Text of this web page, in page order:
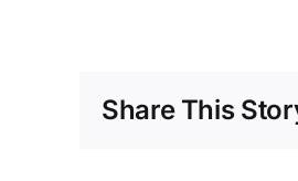
Share This